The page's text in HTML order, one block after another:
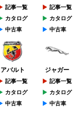
記事一覧
カタログ
中古車
記事一覧
カタログ
中古車
アバルト
記事一覧
カタログ
中古車
ジャガー
記事一覧
カタログ
中古車